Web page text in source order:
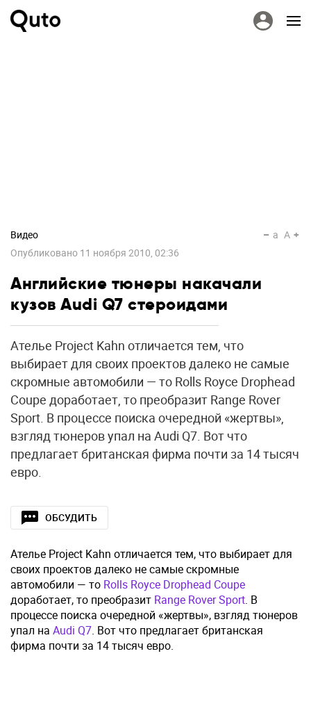
Видео
Опубликовано 11 ноября 2010, 02:36
a A
Английские тюнеры накачали
кузов Audi Q7 стероидами
Ателье Project Kahn отличается тем, что
выбирает для своих проектов далеко не самые
скромные автомобили — то Rolls Royce Drophead
Coupe доработает, то преобразит Range Rover
Sport. В процессе поиска очередной «жертвы»,
взгляд тюнеров упал на Audi Q7. Вот что
предлагает британская фирма почти за 14 тысяч
евро.
ОБСУДИТЬ
Ателье Project Kahn отличается тем, что выбирает для
своих проектов далеко не самые скромные
автомобили — то Rolls Royce Drophead Coupe
доработает, то преобразит Range Rover Sport. В
процессе поиска очередной «жертвы», взгляд тюнеров
упал на Audi Q7. Вот что предлагает британская
фирма почти за 14 тысяч евро.